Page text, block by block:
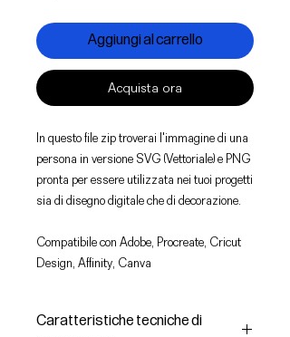
Aggiungi al carrello
Acquista ora
In questo file zip troverai l'immagine di una
persona in versione SVG (Vettoriale) e PNG
pronta per essere utilizzata nei tuoi progetti
sia di disegno digitale che di decorazione.
Compatibile con Adobe, Procreate, Cricut
Design, Affinity, Canva
Caratteristiche tecniche di